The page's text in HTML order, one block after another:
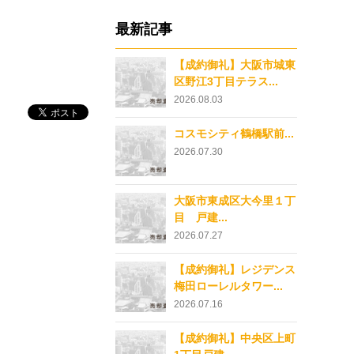
最新記事
【成約御礼】大阪市城東
区野江3丁目テラス...
2026.08.03
コスモシティ鶴橋駅前...
2026.07.30
大阪市東成区大今里１丁
目 戸建...
2026.07.27
【成約御礼】レジデンス
梅田ローレルタワー...
2026.07.16
【成約御礼】中央区上町